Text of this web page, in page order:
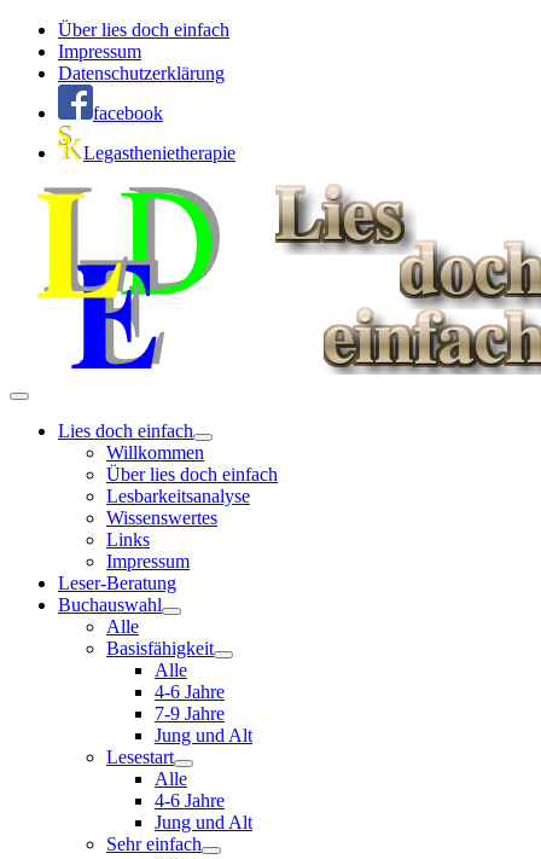
Über lies doch einfach
Impressum
Datenschutzerklärung
facebook
Legasthenietherapie
Lies doch einfach
Willkommen
Über lies doch einfach
Lesbarkeitsanalyse
Wissenswertes
Links
Impressum
Leser-Beratung
Buchauswahl
Alle
Basisfähigkeit
Alle
4-6 Jahre
7-9 Jahre
Jung und Alt
Lesestart
Alle
4-6 Jahre
Jung und Alt
Sehr einfach